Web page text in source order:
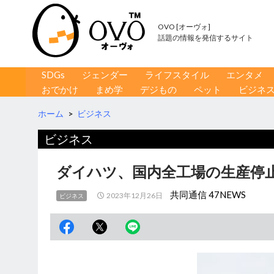
OVO [オーヴォ]
話題の情報を発信するサイト
コンテンツへ移動
SDGs ジェンダー ライフスタイル
エンタメ
おでかけ
まめ学 デジもの ペット ビジネ
ホーム > ビジネス
ビジネス
ダイハツ、国内全工場の生産停
ビジネス 2023年12月26日 共同通信 47NEWS